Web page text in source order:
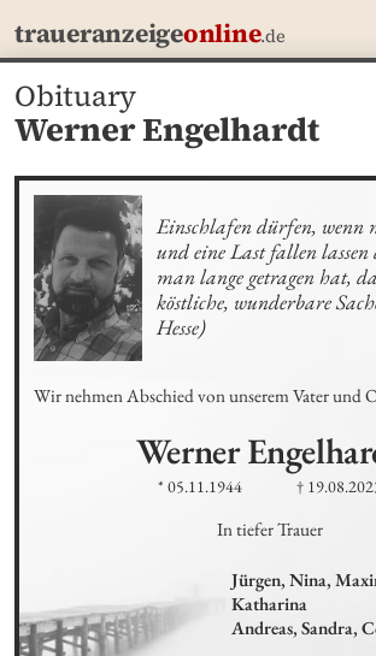
traueranzeigeonline.de
Obituary
Werner Engelhardt
Einschlafen dürfen, wenn
und eine Last fallen
man lange getragen hat,
köstliche, wunderbare
Hesse)
Wir nehmen Abschied von unserem Vater und
Werner
* 05.11.1944 †
In tiefer Trauer
Jürgen, Nina,
Katharina
Andreas, Sandra,